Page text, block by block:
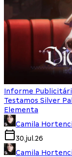
Informe
Testamos Silver
Elementa
Camila
30.jul.26
Camila